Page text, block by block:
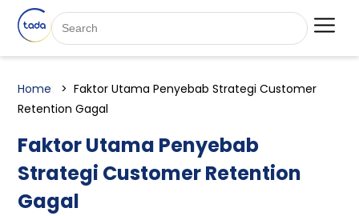
Home
Faktor Utama Penyebab Strategi Customer
Retention Gagal
Faktor Utama Penyebab
Strategi Customer Retention
Gagal